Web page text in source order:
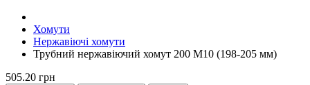
Хомути
Нержавіючі хомути
Трубний нержавіючий хомут 200 М10 (198-205 мм)
505.20 грн